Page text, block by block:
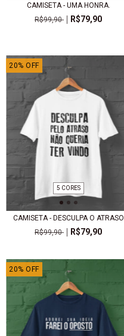
CAMISETA - UMA HONRA.
R$99,90
R$79,90
20% OFF
5 CORES
CAMISETA - DESCULPA O ATRASO
R$99,90
R$79,90
20% OFF